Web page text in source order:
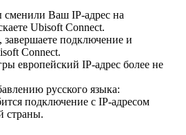
сменили Ваш IP-адрес на
Ubisoft Connect.
подключение и
Connect.
европейский IP-адрес более не
русского языка:
подключение с IP-адресом
страны.